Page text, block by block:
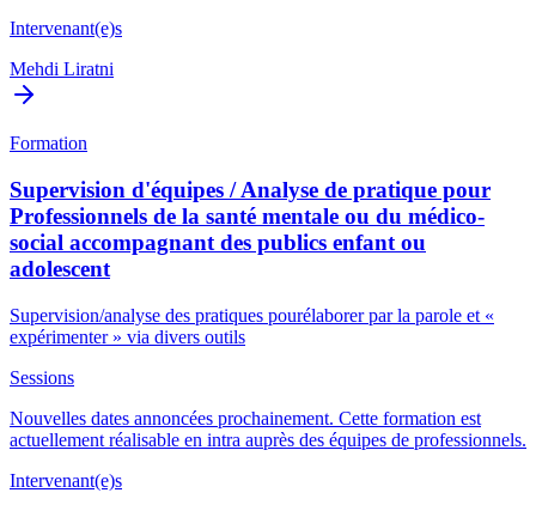
Intervenant(e)s
Mehdi Liratni
Formation
Supervision d'équipes / Analyse de pratique pour
Professionnels de la santé mentale ou du médico-
social accompagnant des publics enfant ou
adolescent
Supervision/analyse des pratiques pourélaborer par la parole et «
expérimenter » via divers outils
Sessions
Nouvelles dates annoncées prochainement. Cette formation est
actuellement réalisable en intra auprès des équipes de professionnels.
Intervenant(e)s